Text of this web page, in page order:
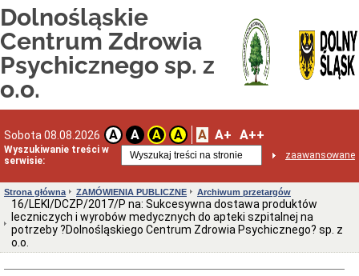
Dolnośląskie
Centrum Zdrowia
Psychicznego sp. z
o.o.
Sobota 08.08.2026 A A A A A A+ A++
Wyszukiwanie treści w
serwisie:
zaawansowane
spraw
Moja
sprawa
INFORMACJE
O
SZPITALU
Dane
Oddziały
szpitala
Poradnie
WOTU
-
Informacje
DLA
PACJENTA
Przyjęcia
Strona główna ZAMÓWIENIA PUBLICZNE Archiwum przetargów
16/LEKI/DCZP/2017/P na: Sukcesywna dostawa produktów
leczniczych i wyrobów medycznych do apteki szpitalnej na
potrzeby ?Dolnośląskiego Centrum Zdrowia Psychicznego? sp. z
o.o.